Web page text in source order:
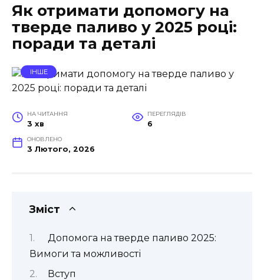
Як отримати допомогу на
тверде паливо у 2025 році:
поради та деталі
ІНШЕ
НА ЧИТАННЯ
3 хв
ПЕРЕГЛЯДІВ
6
ОНОВЛЕНО
3 Лютого, 2026
Зміст
Допомога на тверде паливо 2025:
Вимоги та можливості
Вступ